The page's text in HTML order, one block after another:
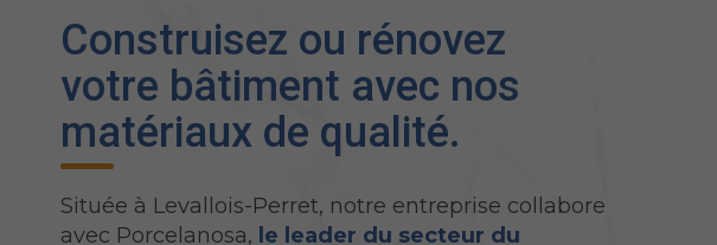
Construisez ou rénovez
votre bâtiment avec nos
matériaux de qualité.
Située à Levallois-Perret, notre entreprise collabore
avec Porcelanosa, le leader du secteur du